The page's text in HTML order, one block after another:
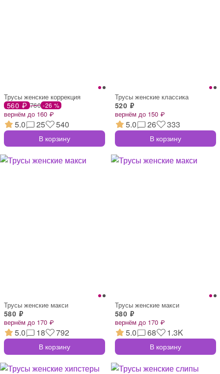
Трусы женские коррекция
560 ₽ 760 -26 %
вернём до 160 ₽
5.0 25 540
В корзину
Трусы женские классика
520 ₽
вернём до 150 ₽
5.0 26 333
В корзину
Трусы женские макси
580 ₽
вернём до 170 ₽
5.0 18 792
В корзину
Трусы женские макси
580 ₽
вернём до 170 ₽
5.0 68 1.3K
В корзину